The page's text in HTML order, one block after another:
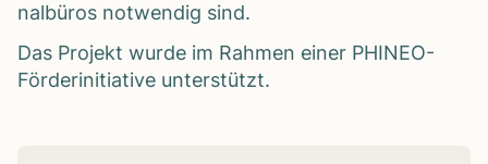
nal­bü­ros not­wen­dig sind.
Das Pro­jekt wurde im Rah­men einer PHI­NEO-
För­der­initia­tive unter­stützt.